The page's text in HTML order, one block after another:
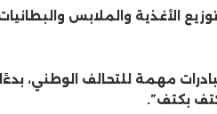
الأغذية والملابس والبطانيات
مهمة للتحالف الوطني، بدءًا
بكتف”.